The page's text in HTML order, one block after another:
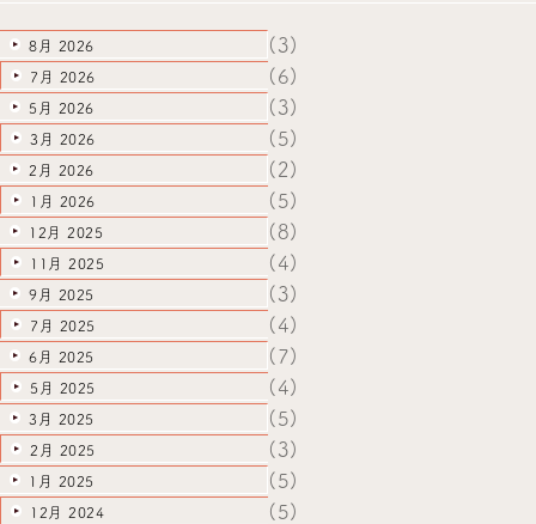
8月 2026 (3)
7月 2026 (6)
5月 2026 (3)
3月 2026 (5)
2月 2026 (2)
1月 2026 (5)
12月 2025 (8)
11月 2025 (4)
9月 2025 (3)
7月 2025 (4)
6月 2025 (7)
5月 2025 (4)
3月 2025 (5)
2月 2025 (3)
1月 2025 (5)
12月 2024 (5)